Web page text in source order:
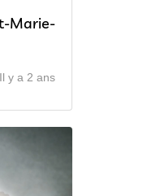
Marie-
Il y a 2 ans